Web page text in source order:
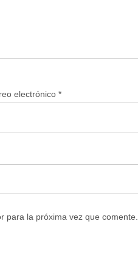
electrónico *
para la próxima vez que comente.